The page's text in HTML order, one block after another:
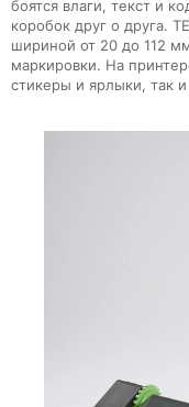
боятся влаги, текст и
коробок друг о друга.
шириной от 20 до 112
маркировки. На
стикеры и ярлыки, так